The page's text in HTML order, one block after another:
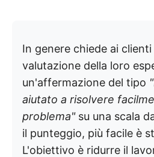
In genere chiede ai
valutazione della loro
un'affermazione del tipo
aiutato a risolvere
problema"su una scala
il punteggio, più facile è
L'obiettivo è ridurre il